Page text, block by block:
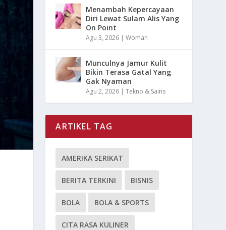
Menambah Kepercayaan
Diri Lewat Sulam Alis Yang
On Point
Agu 3, 2026 |Woman
Munculnya Jamur Kulit
Bikin Terasa Gatal Yang
Gak Nyaman
Agu 2, 2026 |Tekno & Sains
ARTIKEL TAG
AMERIKA SERIKAT
BERITA TERKINI BISNIS
BOLA BOLA & SPORTS
CITA RASA KULINER